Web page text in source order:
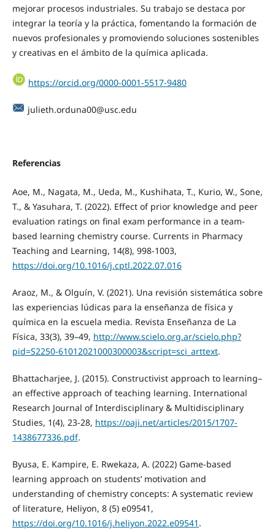
mejorar procesos industriales. Su trabajo se destaca por
integrar la teoría y la práctica, fomentando la formación de
nuevos profesionales y promoviendo soluciones sostenibles
y creativas en el ámbito de la química aplicada.
https://orcid.org/0000-0001-5517-9480
julieth.orduna00@usc.edu
Referencias
Aoe, M., Nagata, M., Ueda, M., Kushihata, T., Kurio, W., Sone,
T., & Yasuhara, T. (2022). Effect of prior knowledge and peer
evaluation ratings on final exam performance in a team-
based learning chemistry course. Currents in Pharmacy
Teaching and Learning, 14(8), 998-1003,
https://doi.org/10.1016/j.cptl.2022.07.016
Araoz, M., & Olguín, V. (2021). Una revisión sistemática sobre
las experiencias lúdicas para la enseñanza de física y
química en la escuela media. Revista Enseñanza de La
Física, 33(3), 39–49, http://www.scielo.org.ar/scielo.php?
pid=S2250-61012021000300003&script=sci_arttext.
Bhattacharjee, J. (2015). Constructivist approach to learning–
an effective approach of teaching learning. International
Research Journal of Interdisciplinary & Multidisciplinary
Studies, 1(4), 23-28, https://oaji.net/articles/2015/1707-
1438677336.pdf.
Byusa, E. Kampire, E. Rwekaza, A. (2022) Game-based
learning approach on students’ motivation and
understanding of chemistry concepts: A systematic review
of literature, Heliyon, 8 (5) e09541,
https://doi.org/10.1016/j.heliyon.2022.e09541 .